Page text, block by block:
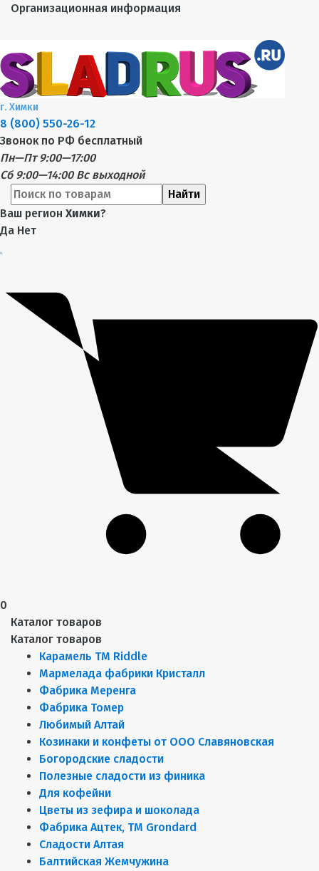
Организационная информация
г. Химки
8 (800) 550-26-12
Звонок по РФ бесплатный
Пн—Пт 9:00—17:00
Сб 9:00—14:00 Вс выходной
Найти
Ваш регион Химки?
Да Нет
0
Каталог товаров
Каталог товаров
Карамель ТМ Riddle
Мармелада фабрики Кристалл
Фабрика Меренга
Фабрика Томер
Любимый Алтай
Козинаки и конфеты от ООО Славяновская
Богородские сладости
Полезные сладости из финика
Для кофейни
Цветы из зефира и шоколада
Фабрика Ацтек, ТМ Grondard
Сладости Алтая
Балтийская Жемчужина